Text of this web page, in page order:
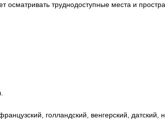
труднодоступные места и
голландский, венгерский, датский,